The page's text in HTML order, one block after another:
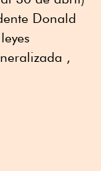
Donald
,